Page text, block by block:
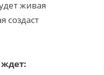
живая
создаст
ждет: